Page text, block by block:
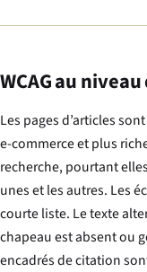
WCAG au
Les pages d’articles
e-commerce et plus
recherche, pourtant
unes et les autres. Les
courte liste. Le texte
chapeau est absent ou
encadrés de citation